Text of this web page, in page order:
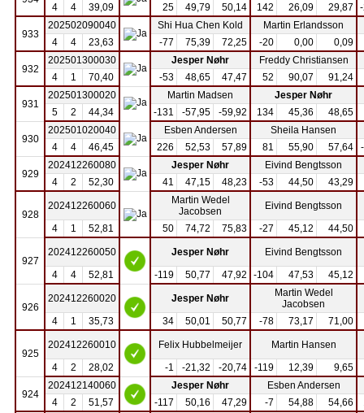
4 4 39,09 25 49,79 50,14 142 26,09 29,87
933
202502090040 Shi Hua Chen Kold
Martin Erlandsson
4
4 23,63 -77 75,39 72,25 -20 0,00 0,09
932
202501300030 Jesper Nøhr
Freddy Christiansen
4
1 70,40 -53 48,65 47,47 52 90,07 91,24
931
202501300020 Martin Madsen
Jesper Nøhr
5
2 44,34 -131 -57,95 -59,92 134 45,36 48,65
930
202501020040 Esben Andersen
Sheila Hansen
4
4 46,45 226 52,53 57,89 81 55,90 57,64
929
202412260080 Jesper Nøhr
Eivind Bengtsson
4
2 52,30 41 47,15 48,23 -53 44,50 43,29
928
202412260060
Martin Wedel
Jacobsen
Eivind Bengtsson
4
1 52,81 50 74,72 75,83 -27 45,12 44,50
927
202412260050 Jesper Nøhr
Eivind Bengtsson
4
4 52,81 -119 50,77 47,92 -104 47,53 45,12
926
202412260020 Jesper Nøhr
Martin Wedel
Jacobsen
4
1 35,73 34 50,01 50,77 -78 73,17 71,00
925
202412260010 Felix Hubbelmeijer
Martin Hansen
4
2 28,02 -1 -21,32 -20,74 -119 12,39 9,65
924
202412140060 Jesper Nøhr
Esben Andersen
4
2 51,57 -117 50,16 47,29 -7 54,88 54,66